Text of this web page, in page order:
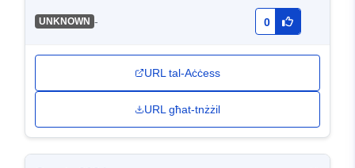
UNKNOWN - 0
URL tal-Aċċess
URL għat-tnżżil